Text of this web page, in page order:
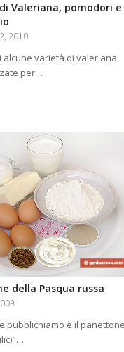
Valeriana, pomodori e
2010
alcune varietà di valeriana
per…
della Pasqua russa
pubblichiamo è il